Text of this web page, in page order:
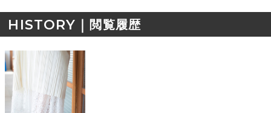
HISTORY｜閲覧履歴